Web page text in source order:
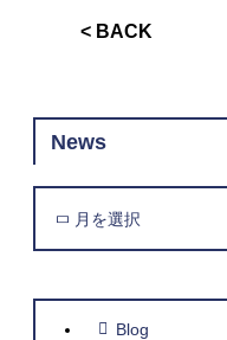
< BACK
News
月を選択
Blog